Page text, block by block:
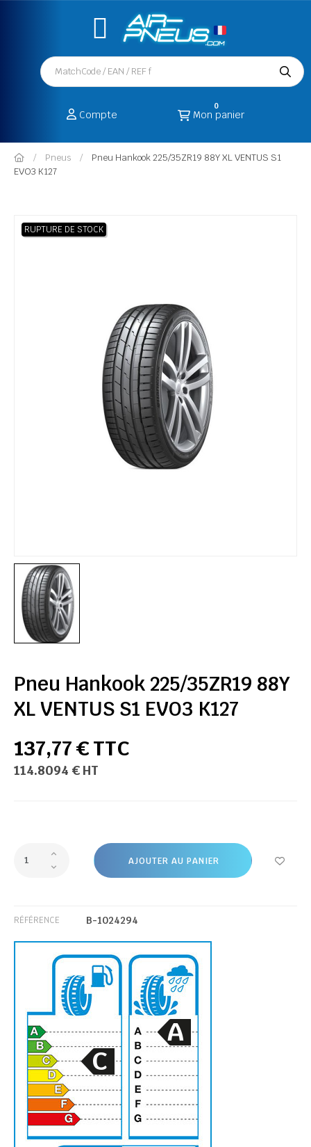
Compte Mon panier
0
Pneus
Pneu Hankook 225/35ZR19 88Y XL VENTUS S1
EVO3 K127
RUPTURE DE STOCK
Pneu Hankook 225/35ZR19 88Y
XL VENTUS S1 EVO3 K127
137,77 € TTC
114.8094 € HT
AJOUTER AU PANIER
RÉFÉRENCE B-1024294
C
A